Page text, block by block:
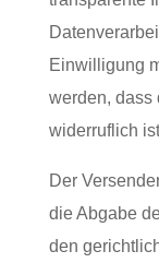
Einwilligung
werden,
widerruflich
Der
die Abgabe
den